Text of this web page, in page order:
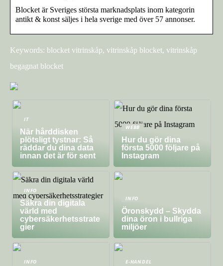
Blocket är Sveriges största marknadsplats inom kategorin
antikt & konst säljes i hela sverige med över 57 annonser.
Keywords: blocket vitrinskåp, vitrinskåp blocket, vitrinskåp
begagnat blocket
IT
När hårddisken
plötsligt tystnar: Så
räddar du dina data
innan det är för sent
WEBB
Hur du gör dina
första 5000 följare på
Instagram
INFO
Säkra din digitala
värld med
cybersäkerhetsstrate
gier
INFO
Öronskydd – Skydda
dina öron i bullriga
miljöer
INFO E-HANDEL